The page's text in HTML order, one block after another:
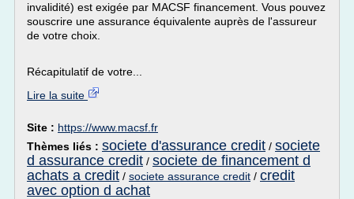
invalidité) est exigée par MACSF financement. Vous pouvez
souscrire une assurance équivalente auprès de l'assureur
de votre choix.
Récapitulatif de votre...
Lire la suite
Site : https://www.macsf.fr
Thèmes liés : societe d'assurance credit / societe
d assurance credit / societe de financement d
achats a credit / societe assurance credit / credit
avec option d achat